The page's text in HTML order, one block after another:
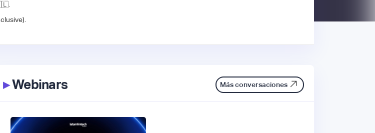
▸Webinars Más conversaciones